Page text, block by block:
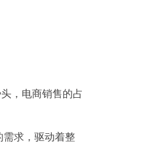
，电商销售的占
求，驱动着整